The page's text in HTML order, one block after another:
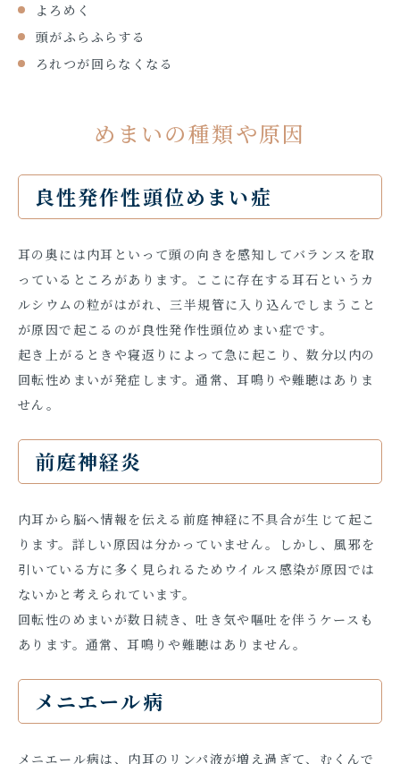
よろめく
頭がふらふらする
ろれつが回らなくなる
めまいの種類や原因
良性発作性頭位めまい症
耳の奥には内耳といって頭の向きを感知してバランスを取
っているところがあります。ここに存在する耳石というカ
ルシウムの粒がはがれ、三半規管に入り込んでしまうこと
が原因で起こるのが良性発作性頭位めまい症です。
起き上がるときや寝返りによって急に起こり、数分以内の
回転性めまいが発症します。通常、耳鳴りや難聴はありま
せん。
前庭神経炎
内耳から脳へ情報を伝える前庭神経に不具合が生じて起こ
ります。詳しい原因は分かっていません。しかし、風邪を
引いている方に多く見られるためウイルス感染が原因では
ないかと考えられています。
回転性のめまいが数日続き、吐き気や嘔吐を伴うケースも
あります。通常、耳鳴りや難聴はありません。
メニエール病
メニエール病は、内耳のリンパ液が増え過ぎて、むくんで